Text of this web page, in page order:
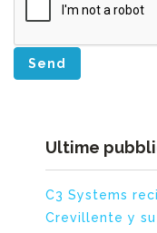
Send
Ultime
C3 Systems
Crevillente y